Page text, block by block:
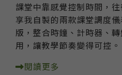
課堂中靠感覺控制時間，
享我自製的兩款課堂調度
版，整合時鐘、計時器、
用，讓教學節奏變得可控。
閱讀更多